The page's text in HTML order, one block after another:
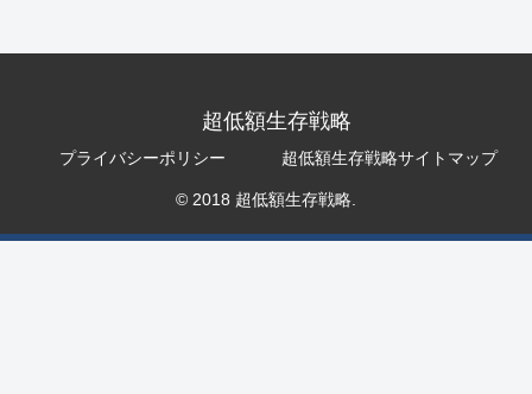
超低額生存戦略
プライバシーポリシー 超低額生存戦略サイトマップ
© 2018 超低額生存戦略.